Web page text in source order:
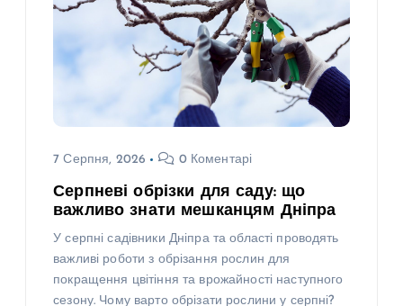
7 Серпня, 2026 0 Коментарі
Серпневі обрізки для саду: що
важливо знати мешканцям Дніпра
У серпні садівники Дніпра та області проводять
важливі роботи з обрізання рослин для
покращення цвітіння та врожайності наступного
сезону. Чому варто обрізати рослини у серпні?